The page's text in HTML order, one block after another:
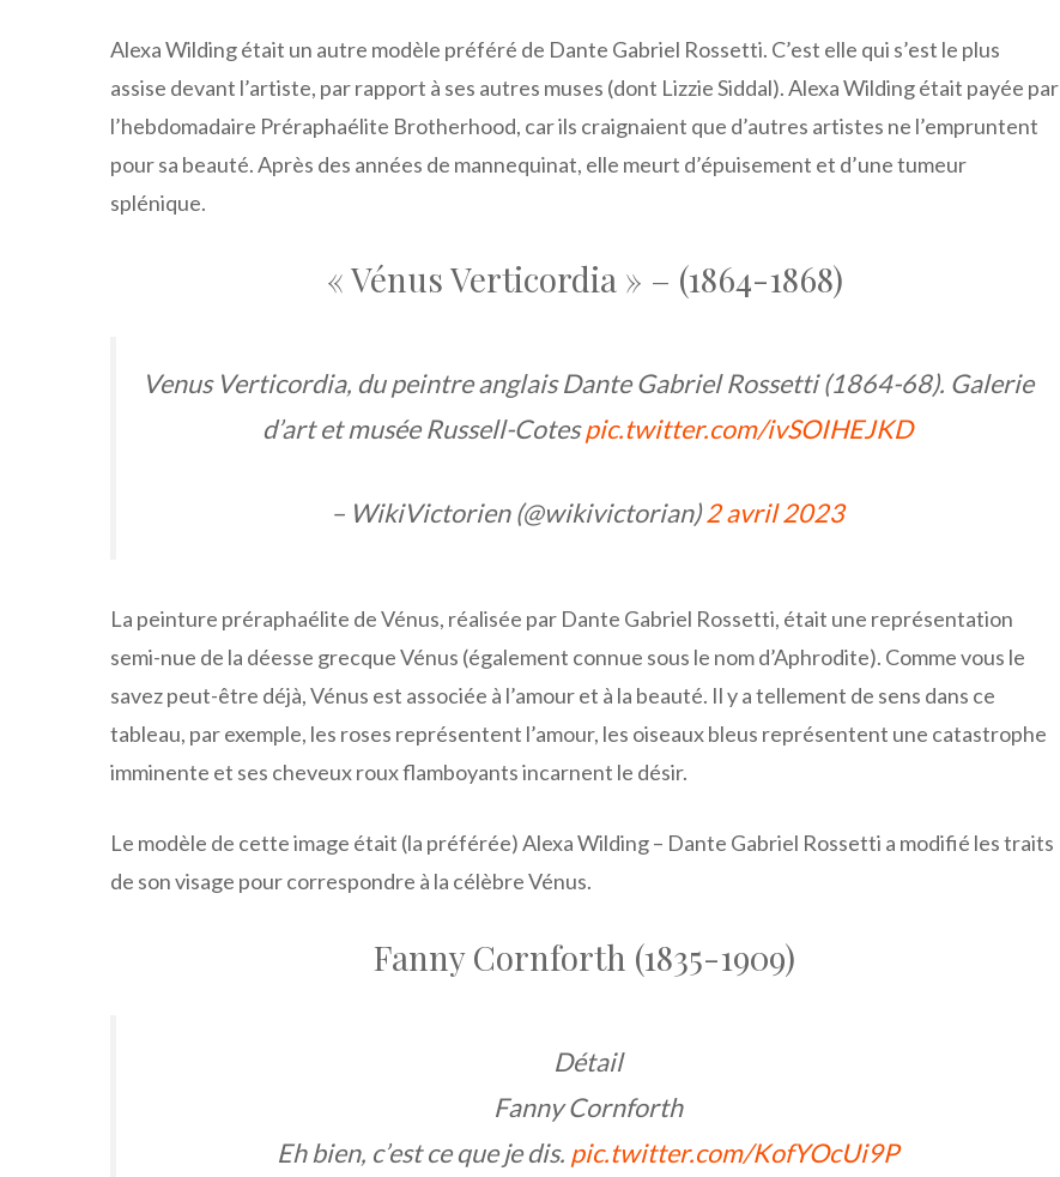
Alexa Wilding était un autre modèle préféré de Dante Gabriel Rossetti. C’est elle qui s’est le plus
assise devant l’artiste, par rapport à ses autres muses (dont Lizzie Siddal). Alexa Wilding était payée par
l’hebdomadaire Préraphaélite Brotherhood, car ils craignaient que d’autres artistes ne l’empruntent
pour sa beauté. Après des années de mannequinat, elle meurt d’épuisement et d’une tumeur
splénique.
« Vénus Verticordia » – (1864-1868)
Venus Verticordia, du peintre anglais Dante Gabriel Rossetti (1864-68). Galerie
d’art et musée Russell-Cotespic.twitter.com/ivSOIHEJKD
– WikiVictorien (@wikivictorian)2 avril 2023
La peinture préraphaélite de Vénus, réalisée par Dante Gabriel Rossetti, était une représentation
semi-nue de la déesse grecque Vénus (également connue sous le nom d’Aphrodite). Comme vous le
savez peut-être déjà, Vénus est associée à l’amour et à la beauté. Il y a tellement de sens dans ce
tableau, par exemple, les roses représentent l’amour, les oiseaux bleus représentent une catastrophe
imminente et ses cheveux roux flamboyants incarnent le désir.
Le modèle de cette image était (la préférée) Alexa Wilding – Dante Gabriel Rossetti a modifié les traits
de son visage pour correspondre à la célèbre Vénus.
Fanny Cornforth (1835-1909)
Détail
Fanny Cornforth
Eh bien, c’est ce que je dis. pic.twitter.com/KofYOcUi9P